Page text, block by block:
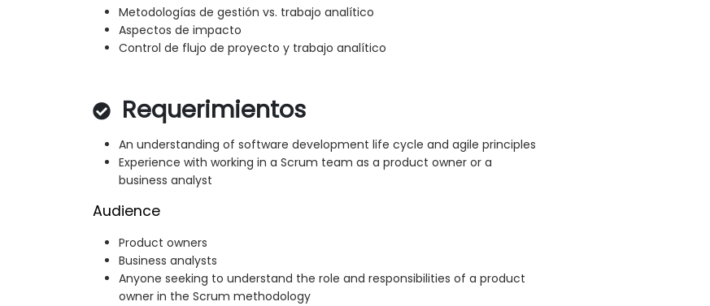
Metodologías de gestión vs. trabajo analítico
Aspectos de impacto
Control de flujo de proyecto y trabajo analítico
Requerimientos
An understanding of software development life cycle and agile principles
Experience with working in a Scrum team as a product owner or a
business analyst
Audience
Product owners
Business analysts
Anyone seeking to understand the role and responsibilities of a product
owner in the Scrum methodology